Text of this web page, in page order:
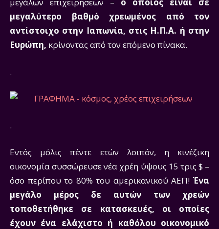
μεγαλύτερο βαθμό χρεωμένος από τον
αντίστοιχο στην Ιαπωνία, στις Η.Π.Α. ή στην
Ευρώπη, κρίνοντας από τον επόμενο πίνακα.
.
.
Εντός μόλις πέντε ετών λοιπόν, η κινέζικη
οικονομία συσσώρευσε νέα χρέη ύψους 15 τρις $ –
όσο περίπου το 80% του αμερικανικού ΑΕΠ!Ένα
μεγάλο μέρος δε αυτών των χρεών
τοποθετήθηκε σε κατασκευές, οι οποίες
έχουν ένα ελάχιστο ή καθόλου οικονομικό